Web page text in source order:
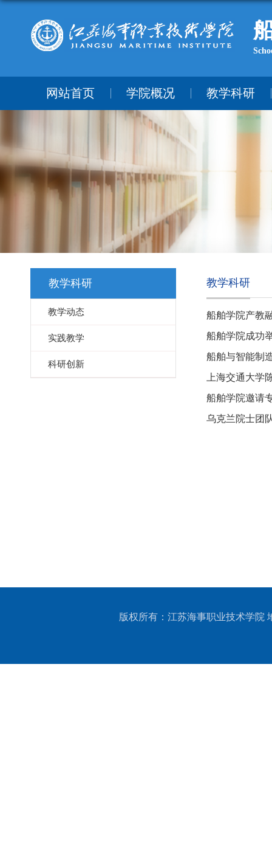
网站首页 学院概况 教学科研
教学科研
教学动态
实践教学
科研创新
教学科研
船舶学院产教
船舶学院成功
船舶与智能制
上海交通大学
船舶学院邀请
乌克兰院士团
版权所有：江苏海事职业技术学院